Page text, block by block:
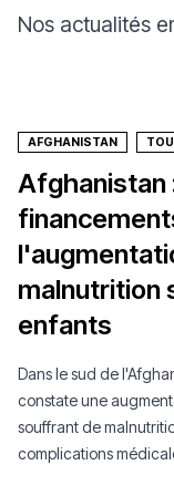
Nos actualités
AFGHANISTAN
Afghanistan
malnutrition
enfants
Dans le sud de
constate une
souffrant de
complications